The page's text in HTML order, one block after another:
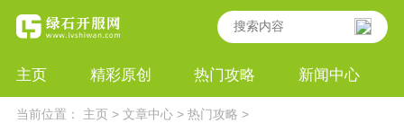
主页 精彩原创 热门攻略 新闻中心
当前位置： 主页> 文章中心> 热门攻略 >